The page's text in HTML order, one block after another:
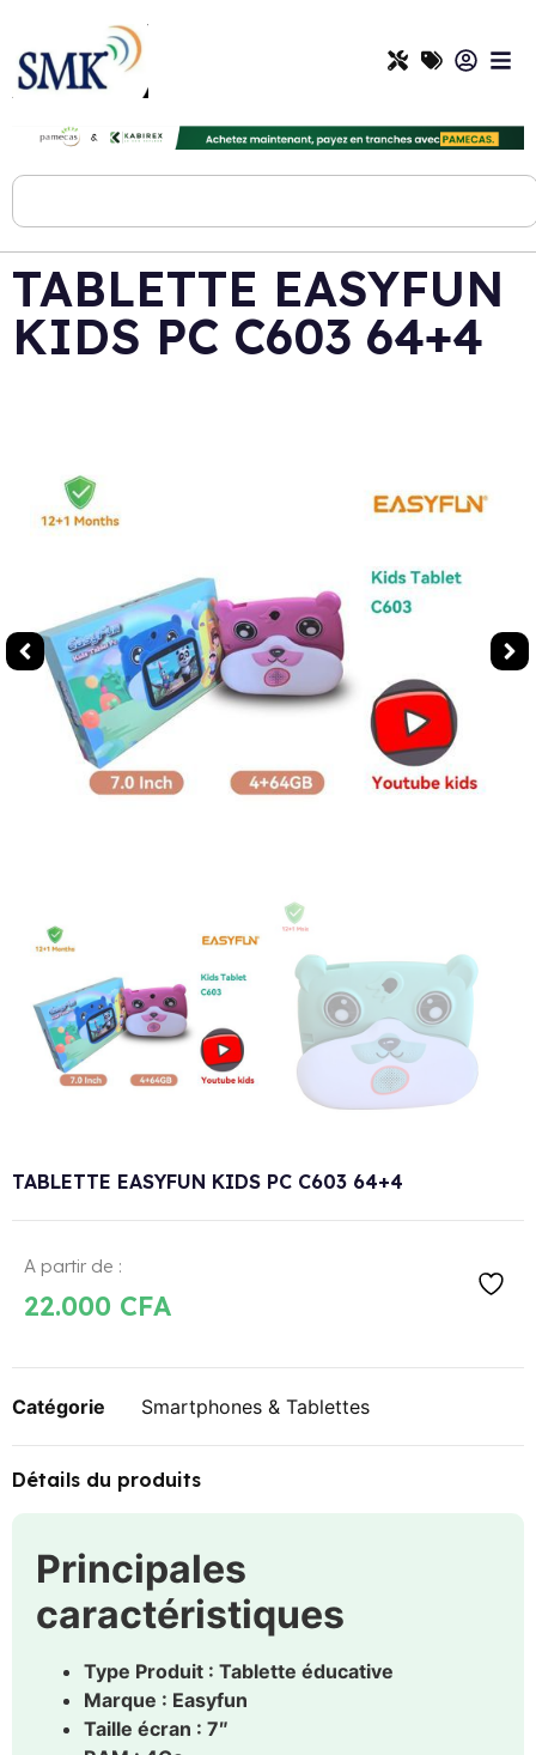
TABLETTE EASYFUN
KIDS PC C603 64+4
TABLETTE EASYFUN KIDS PC C603 64+4
A partir de :
22.000 CFA
Catégorie Smartphones & Tablettes
Détails du produits
Principales
caractéristiques
Type Produit : Tablette éducative
Marque : Easyfun
Taille écran : 7″